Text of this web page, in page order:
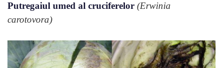
Putregaiul umed al cruciferelor (Erwinia
carotovora)